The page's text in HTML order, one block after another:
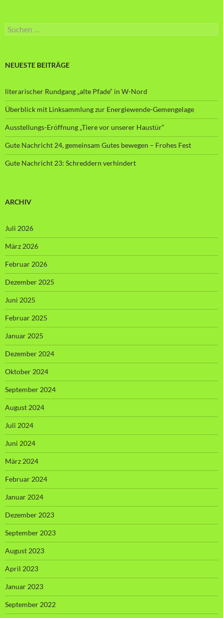
Suche
nach:
NEUESTE BEITRÄGE
literarischer Rundgang „alte Pfade“ in W-Nord
Überblick mit Linksammlung zur Energiewende-Gemengelage
Ausstellungs-Eröffnung „Tiere vor unserer Haustür“
Gute Nachricht 24, gemeinsam Gutes bewegen – Frohes Fest
Gute Nachricht 23: Schreddern verhindert
ARCHIV
Juli 2026
März 2026
Februar 2026
Dezember 2025
Juni 2025
Februar 2025
Januar 2025
Dezember 2024
Oktober 2024
September 2024
August 2024
Juli 2024
Juni 2024
März 2024
Februar 2024
Januar 2024
Dezember 2023
September 2023
August 2023
April 2023
Januar 2023
September 2022